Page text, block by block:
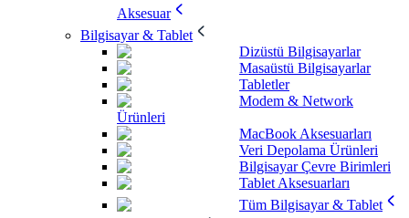
Aksesuar
Bilgisayar & Tablet
Dizüstü Bilgisayarlar
Masaüstü Bilgisayarlar
Tabletler
Modem & Network
Ürünleri
MacBook Aksesuarları
Veri Depolama Ürünleri
Bilgisayar Çevre Birimleri
Tablet Aksesuarları
Tüm Bilgisayar & Tablet